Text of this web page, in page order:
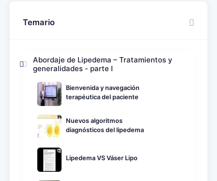
Temario
Abordaje de Lipedema – Tratamientos y
generalidades - parte I
Bienvenida y navegación
terapéutica del paciente
Nuevos algoritmos
diagnósticos del lipedema
Lipedema VS Váser Lipo